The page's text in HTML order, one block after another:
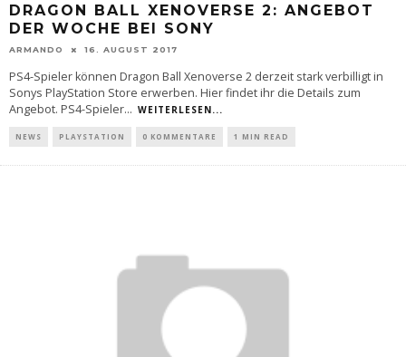
DRAGON BALL XENOVERSE 2: ANGEBOT
DER WOCHE BEI SONY
ARMANDO 16. AUGUST 2017
PS4-Spieler können Dragon Ball Xenoverse 2 derzeit stark verbilligt in
Sonys PlayStation Store erwerben. Hier findet ihr die Details zum
Angebot. PS4-Spieler... WEITERLESEN...
NEWS PLAYSTATION 0 KOMMENTARE 1 MIN READ